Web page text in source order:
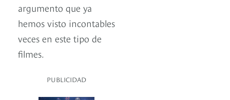
argumento que ya
hemos visto incontables
veces en este tipo de
filmes.
PUBLICIDAD